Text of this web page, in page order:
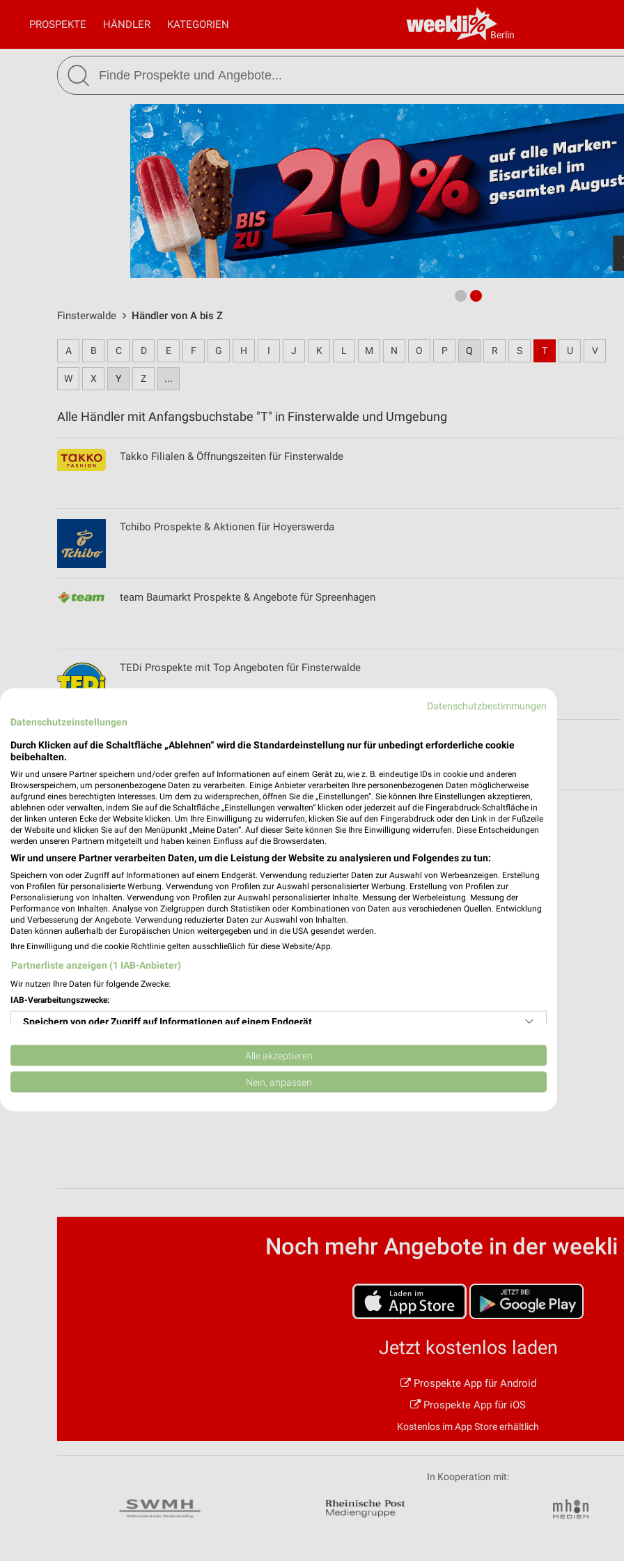
Berlin
PROSPEKTE HÄNDLER KATEGORIEN
Finsterwalde Händler von A bis Z
A B C D E F G H I J K L M N O P Q R S T U V
W X Y Z ...
Alle Händler mit Anfangsbuchstabe "T" in Finsterwalde und Umgebung
Takko Filialen & Öffnungszeiten für Finsterwalde
Tchibo Prospekte & Aktionen für Hoyerswerda
team Baumarkt Prospekte & Angebote für Spreenhagen
TEDi Prospekte mit Top Angeboten für Finsterwalde
Thomas Philipps Prospekt und aktuelle Angebote für Schipkau
toom Baumarkt Prospekte & Angebote für Lauchhammer
Noch mehr Angebote in der weekli
Jetzt kostenlos laden
Prospekte App für Android
Prospekte App für iOS
Kostenlos im App Store erhältlich
In Kooperation mit:
Datenschutzbestimmungen
Datenschutzeinstellungen
Durch Klicken auf die Schaltfläche „Ablehnen“ wird die Standardeinstellung nur für unbedingt erforderliche cookie
beibehalten.
Wir und unsere Partner speichern und/oder greifen auf Informationen auf einem Gerät zu, wie z. B. eindeutige IDs in cookie und anderen
Browserspeichern, um personenbezogene Daten zu verarbeiten. Einige Anbieter verarbeiten Ihre personenbezogenen Daten möglicherweise
aufgrund eines berechtigten Interesses. Um dem zu widersprechen, öffnen Sie die „Einstellungen“. Sie können Ihre Einstellungen akzeptieren,
ablehnen oder verwalten, indem Sie auf die Schaltfläche „Einstellungen verwalten“ klicken oder jederzeit auf die Fingerabdruck-Schaltfläche in
der linken unteren Ecke der Website klicken. Um Ihre Einwilligung zu widerrufen, klicken Sie auf den Fingerabdruck oder den Link in der Fußzeile
der Website und klicken Sie auf den Menüpunkt „Meine Daten“. Auf dieser Seite können Sie Ihre Einwilligung widerrufen. Diese Entscheidungen
werden unseren Partnern mitgeteilt und haben keinen Einfluss auf die Browserdaten.
Wir und unsere Partner verarbeiten Daten, um die Leistung der Website zu analysieren und Folgendes zu tun:
Speichern von oder Zugriff auf Informationen auf einem Endgerät. Verwendung reduzierter Daten zur Auswahl von Werbeanzeigen. Erstellung
von Profilen für personalisierte Werbung. Verwendung von Profilen zur Auswahl personalisierter Werbung. Erstellung von Profilen zur
Personalisierung von Inhalten. Verwendung von Profilen zur Auswahl personalisierter Inhalte. Messung der Werbeleistung. Messung der
Performance von Inhalten. Analyse von Zielgruppen durch Statistiken oder Kombinationen von Daten aus verschiedenen Quellen. Entwicklung
und Verbesserung der Angebote. Verwendung reduzierter Daten zur Auswahl von Inhalten.
Daten können außerhalb der Europäischen Union weitergegeben und in die USA gesendet werden.
Ihre Einwilligung und die cookie Richtlinie gelten ausschließlich für diese Website/App.
Partnerliste anzeigen (1 IAB-Anbieter)
Wir nutzen Ihre Daten für folgende Zwecke:
IAB-Verarbeitungszwecke:
Speichern von oder Zugriff auf Informationen auf einem Endgerät
Verwendung reduzierter Daten zur Auswahl von Werbeanzeigen
Erstellung von Profilen für personalisierte Werbung
Analyse von Zielgruppen durch Statistiken oder Kombinationen von Daten aus verschiedenen
Alle akzeptieren
Nein, anpassen